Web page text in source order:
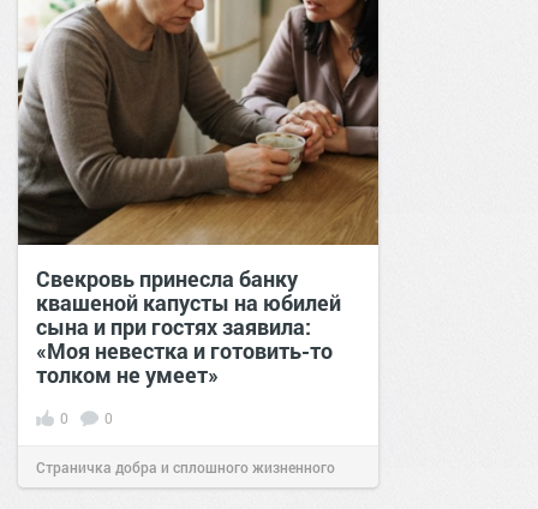
Свекровь принесла банку
квашеной капусты на юбилей
сына и при гостях заявила:
«Моя невестка и готовить-то
толком не умеет»
0 0
Страничка добра и сплошного жизненного